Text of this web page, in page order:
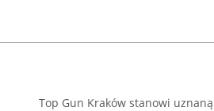
Top Gun Kraków stanowi